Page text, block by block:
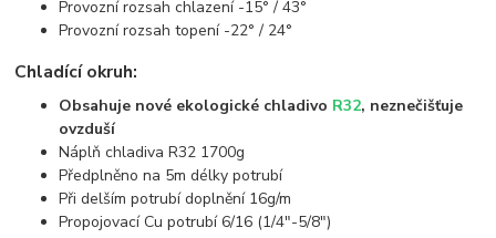
Provozní rozsah chlazení -15° / 43°
Provozní rozsah topení -22° / 24°
Chladící okruh:
Obsahuje nové ekologické chladivo R32, neznečišťuje
ovzduší
Náplň chladiva R32 1700g
Předplněno na 5m délky potrubí
Při delším potrubí doplnění 16g/m
Propojovací Cu potrubí 6/16 (1/4"-5/8")